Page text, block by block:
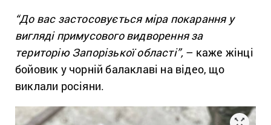
“До вас застосовується міра покарання у
вигляді примусового видворення за
територію Запорізької області”, – каже жінці
бойовик у чорній балаклаві на відео, що
виклали росіяни.